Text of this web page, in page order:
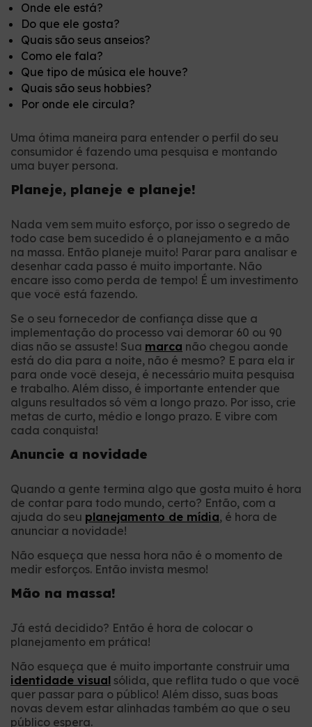
Onde ele está?
Do que ele gosta?
Quais são seus anseios?
Como ele fala?
Que tipo de música ele houve?
Quais são seus hobbies?
Por onde ele circula?
Uma ótima maneira para entender o perfil do seu
consumidor é fazendo uma pesquisa e montando
uma buyer persona.
Planeje, planeje e planeje!
Nada vem sem muito esforço, por isso o segredo de
todo case bem sucedido é o planejamento e a mão
na massa. Então planeje muito! Parar para analisar e
desenhar cada passo é muito importante. Não
encare isso como perda de tempo! É um investimento
que você está fazendo.
Se o seu fornecedor de confiança disse que a
implementação do processo vai demorar 60 ou 90
dias não se assuste! Sua marca não chegou aonde
está do dia para a noite, não é mesmo? E para ela ir
para onde você deseja, é necessário muita pesquisa
e trabalho. Além disso, é importante entender que
alguns resultados só vêm a longo prazo. Por isso, crie
metas de curto, médio e longo prazo. E vibre com
cada conquista!
Anuncie a novidade
Quando a gente termina algo que gosta muito é hora
de contar para todo mundo, certo? Então, com a
ajuda do seu planejamento de mídia, é hora de
anunciar a novidade!
Não esqueça que nessa hora não é o momento de
medir esforços. Então invista mesmo!
Mão na massa!
Já está decidido? Então é hora de colocar o
planejamento em prática!
Não esqueça que é muito importante construir uma
identidade visual sólida, que reflita tudo o que você
quer passar para o público! Além disso, suas boas
novas devem estar alinhadas também ao que o seu
público espera.